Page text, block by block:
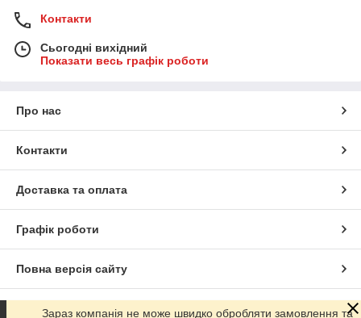
Контакти
Сьогодні вихідний
Показати весь графік роботи
Про нас
Контакти
Доставка та оплата
Графік роботи
Повна версія сайту
Сайт створено на маркетплейсі Prom.ua
Зараз компанія не може швидко обробляти замовлення та